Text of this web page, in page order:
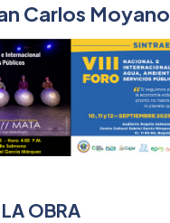
Carlos Moyano
OBRA